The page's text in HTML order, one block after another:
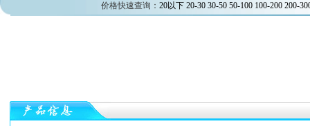
价格快速查询： 20以下 20-30 30-50 50-100 100-200 200-